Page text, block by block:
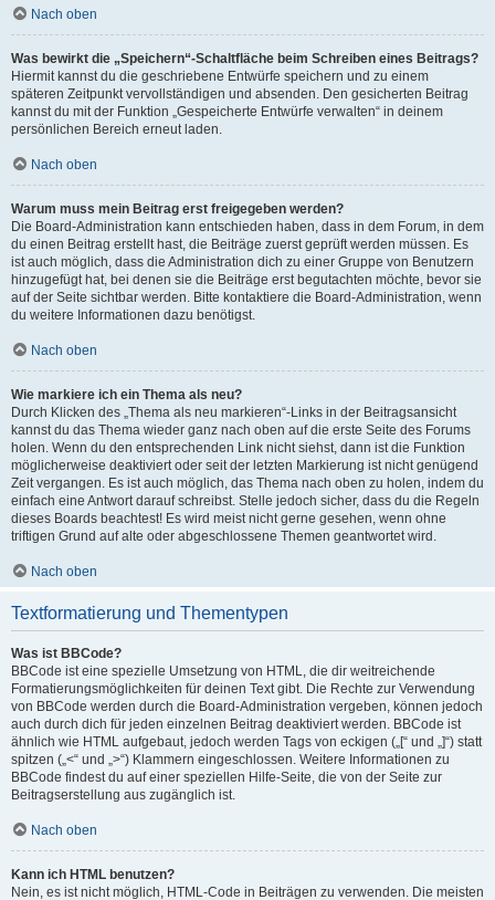
Nach oben
Was bewirkt die „Speichern“-Schaltfläche beim Schreiben eines Beitrags?
Hiermit kannst du die geschriebene Entwürfe speichern und zu einem
späteren Zeitpunkt vervollständigen und absenden. Den gesicherten Beitrag
kannst du mit der Funktion „Gespeicherte Entwürfe verwalten“ in deinem
persönlichen Bereich erneut laden.
Nach oben
Warum muss mein Beitrag erst freigegeben werden?
Die Board-Administration kann entschieden haben, dass in dem Forum, in dem
du einen Beitrag erstellt hast, die Beiträge zuerst geprüft werden müssen. Es
ist auch möglich, dass die Administration dich zu einer Gruppe von Benutzern
hinzugefügt hat, bei denen sie die Beiträge erst begutachten möchte, bevor sie
auf der Seite sichtbar werden. Bitte kontaktiere die Board-Administration, wenn
du weitere Informationen dazu benötigst.
Nach oben
Wie markiere ich ein Thema als neu?
Durch Klicken des „Thema als neu markieren“-Links in der Beitragsansicht
kannst du das Thema wieder ganz nach oben auf die erste Seite des Forums
holen. Wenn du den entsprechenden Link nicht siehst, dann ist die Funktion
möglicherweise deaktiviert oder seit der letzten Markierung ist nicht genügend
Zeit vergangen. Es ist auch möglich, das Thema nach oben zu holen, indem du
einfach eine Antwort darauf schreibst. Stelle jedoch sicher, dass du die Regeln
dieses Boards beachtest! Es wird meist nicht gerne gesehen, wenn ohne
triftigen Grund auf alte oder abgeschlossene Themen geantwortet wird.
Nach oben
Textformatierung und Thementypen
Was ist BBCode?
BBCode ist eine spezielle Umsetzung von HTML, die dir weitreichende
Formatierungsmöglichkeiten für deinen Text gibt. Die Rechte zur Verwendung
von BBCode werden durch die Board-Administration vergeben, können jedoch
auch durch dich für jeden einzelnen Beitrag deaktiviert werden. BBCode ist
ähnlich wie HTML aufgebaut, jedoch werden Tags von eckigen („[“ und „]“) statt
spitzen („<“ und „>“) Klammern eingeschlossen. Weitere Informationen zu
BBCode findest du auf einer speziellen Hilfe-Seite, die von der Seite zur
Beitragserstellung aus zugänglich ist.
Nach oben
Kann ich HTML benutzen?
Nein, es ist nicht möglich, HTML-Code in Beiträgen zu verwenden. Die meisten